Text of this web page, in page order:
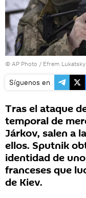
© AP Photo / Efrem Lukatsky
Síguenos en
Tras el ataque
temporal de
Járkov, salen a
ellos. Sputnik
identidad de
franceses que
de Kiev.